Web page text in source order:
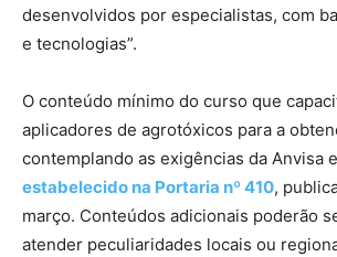
desenvolvidos por especialistas, com
e tecnologias”.
O conteúdo mínimo do curso que
aplicadores de agrotóxicos para a
contemplando as exigências da Anvisa
estabelecido na Portaria nº 410,
março. Conteúdos adicionais poderão
atender peculiaridades locais ou